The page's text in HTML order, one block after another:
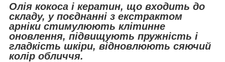
Олія кокоса і кератин, що входить до
складу, у поєднанні з екстрактом
арніки стимулюють клітинне
оновлення, підвищують пружність і
гладкість шкіри, відновлюють сяючий
колір обличчя.